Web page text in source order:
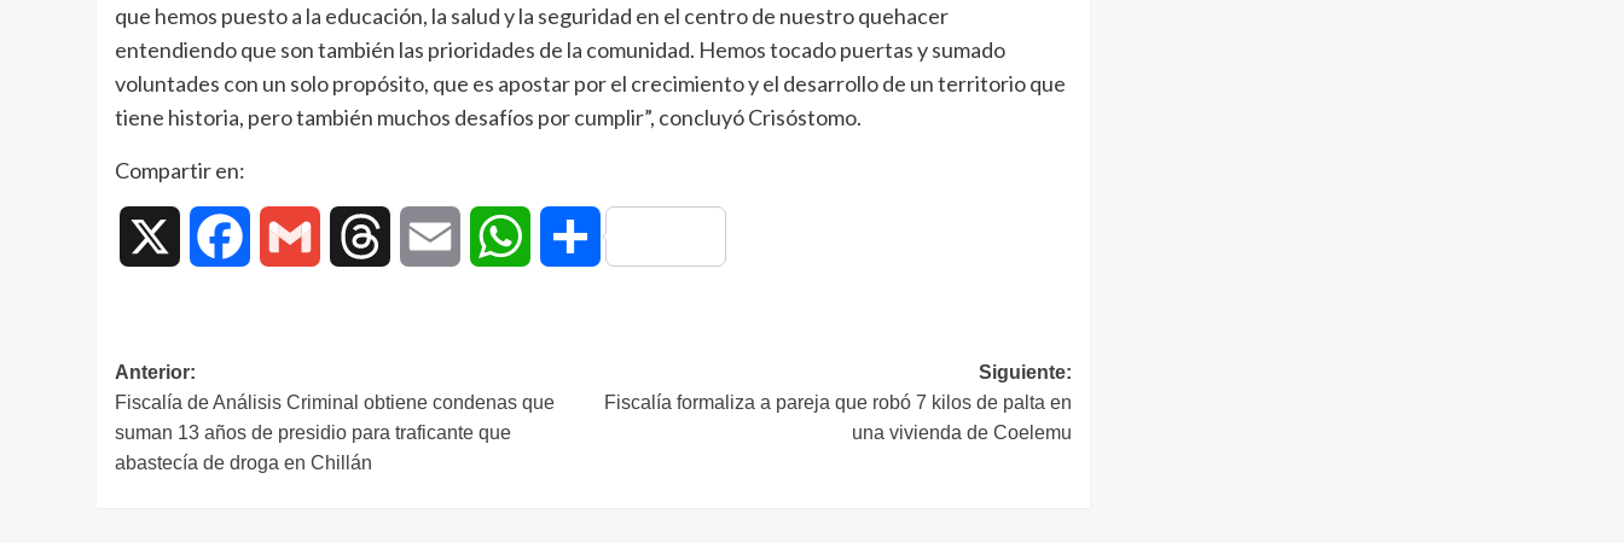
que hemos puesto a la educación, la salud y la seguridad en el centro de nuestro quehacer
entendiendo que son también las prioridades de la comunidad. Hemos tocado puertas y sumado
voluntades con un solo propósito, que es apostar por el crecimiento y el desarrollo de un territorio que
tiene historia, pero también muchos desafíos por cumplir”, concluyó Crisóstomo.
Compartir en:
Facebook Gmail Threads Email WhatsAppCompartir
Anterior:
Fiscalía de Análisis Criminal obtiene condenas que
suman 13 años de presidio para traficante que
abastecía de droga en Chillán
Siguiente:
Fiscalía formaliza a pareja que robó 7 kilos de palta en
una vivienda de Coelemu